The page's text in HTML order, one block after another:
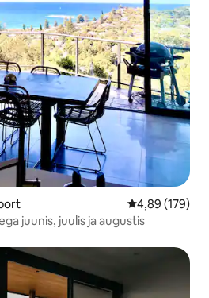
Keskmine
4,89 (179)
juunis, juulis ja augustis